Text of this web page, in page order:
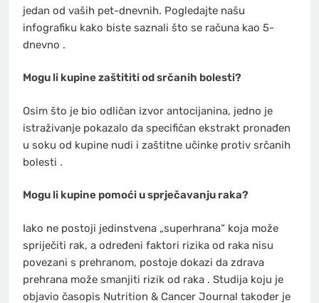
jedan od vaših pet-dnevnih. Pogledajte našu
infografiku kako biste saznali što se računa kao 5-
dnevno .
Mogu li kupine zaštititi od srčanih bolesti?
Osim što je bio odličan izvor antocijanina, jedno je
istraživanje pokazalo da specifičan ekstrakt pronađen
u soku od kupine nudi i zaštitne učinke protiv srčanih
bolesti .
Mogu li kupine pomoći u sprječavanju raka?
Iako ne postoji jedinstvena „superhrana“ koja može
spriječiti rak, a određeni faktori rizika od raka nisu
povezani s prehranom, postoje dokazi da zdrava
prehrana može smanjiti rizik od raka . Studija koju je
objavio časopis Nutrition & Cancer Journal također je